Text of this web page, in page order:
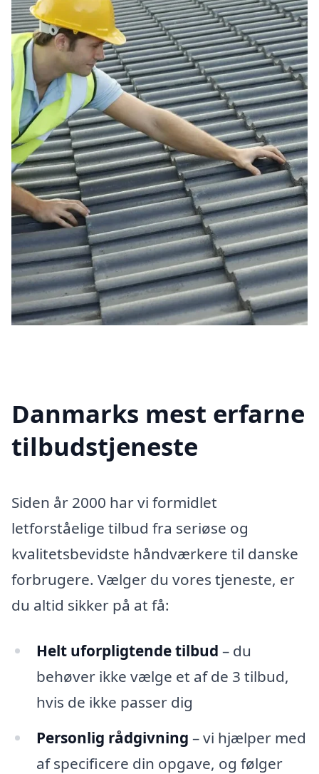
Danmarks mest erfarne
tilbudstjeneste
Siden år 2000 har vi formidlet
letforståelige tilbud fra seriøse og
kvalitetsbevidste håndværkere til danske
forbrugere. Vælger du vores tjeneste, er
du altid sikker på at få:
Helt uforpligtende tilbud – du
behøver ikke vælge et af de 3 tilbud,
hvis de ikke passer dig
Personlig rådgivning – vi hjælper med
af specificere din opgave, og følger